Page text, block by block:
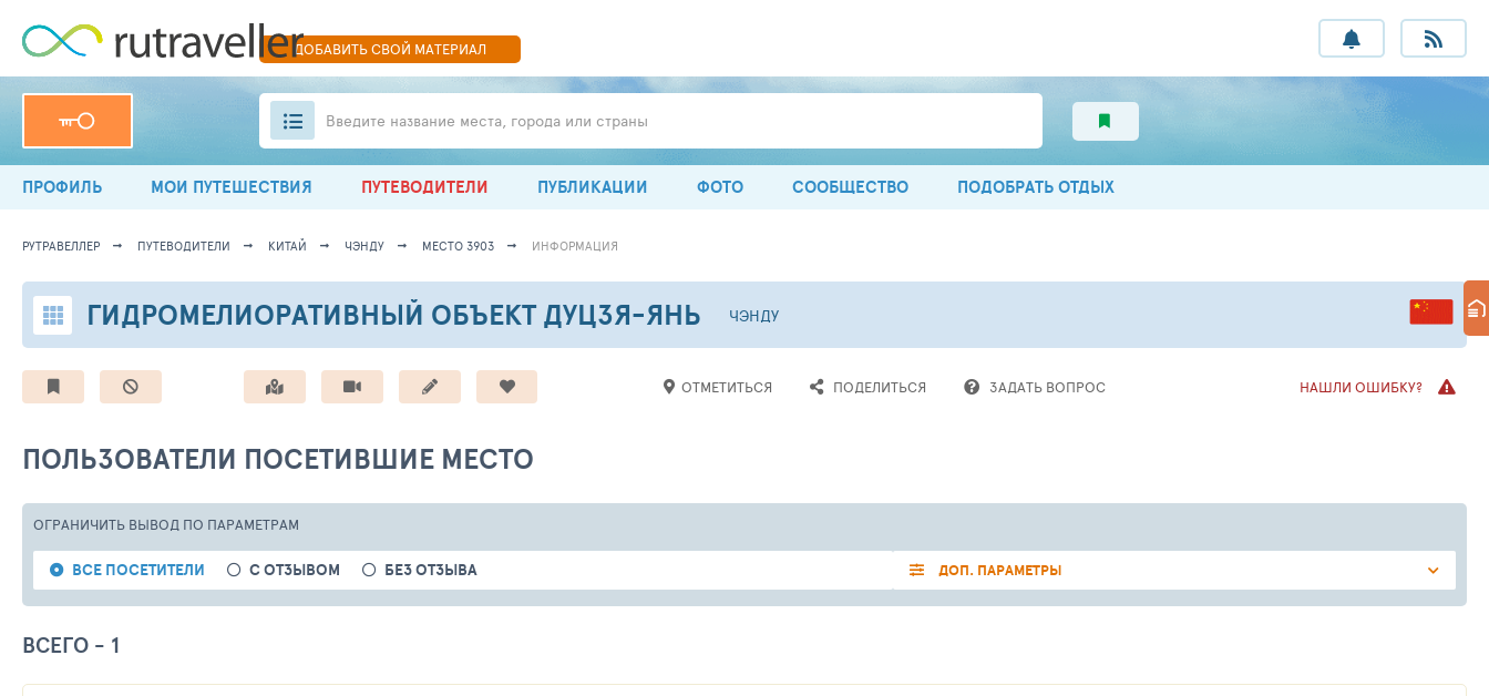
ДОБАВИТЬСВОЙ МАТЕРИАЛ
Введите название места, города или страны
ПРОФИЛЬ МОИ ПУТЕШЕСТВИЯ ПУТЕВОДИТЕЛИ ПУБЛИКАЦИИ ФОТО СООБЩЕСТВО ПОДОБРАТЬ ОТДЫХ
РУТРАВЕЛЛЕР ПУТЕВОДИТЕЛИ КИТАЙ ЧЭНДУ МЕСТО 3903 ИНФОРМАЦИЯ
ГИДРОМЕЛИОРАТИВНЫЙ ОБЪЕКТ ДУЦЗЯ-ЯНЬ ЧЭНДУ
ОТМЕТИТЬСЯ ПОДЕЛИТЬСЯ ЗАДАТЬ ВОПРОС НАШЛИ ОШИБКУ?
ПОЛЬЗОВАТЕЛИ ПОСЕТИВШИЕ МЕСТО
ОГРАНИЧИТЬ ВЫВОД ПО ПАРАМЕТРАМ
ВСЕ ПОСЕТИТЕЛИ С ОТЗЫВОМ БЕЗ ОТЗЫВА ДОП. ПАРАМЕТРЫ
ВСЕГО - 1